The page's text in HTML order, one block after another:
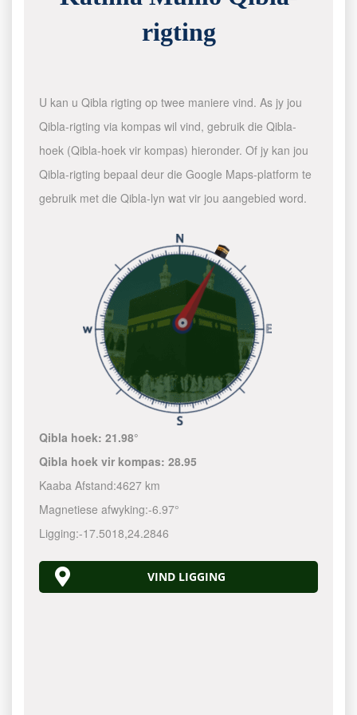
rigting
U kan u Qibla rigting op twee maniere vind. As jy jou
Qibla-rigting via kompas wil vind, gebruik die Qibla-
hoek (Qibla-hoek vir kompas) hieronder. Of jy kan jou
Qibla-rigting bepaal deur die Google Maps-platform te
gebruik met die Qibla-lyn wat vir jou aangebied word.
Qibla hoek:21.98°
Qibla hoek vir kompas:28.95
Kaaba Afstand:4627 km
Magnetiese afwyking:-6.97°
Ligging:-17.5018,24.2846
VIND LIGGING